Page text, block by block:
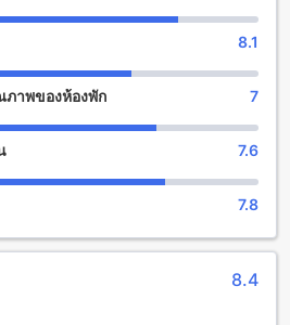
งแรมมรกตให้สำหรับกีฬาและกิจกรรม
จสำหรับการออกกำลังกายและ
ยที่คุณสามารถเลือกใช้ได้ โรงแรม
ะสระว่ายน้ำกลางแจ้งที่สะดวกสบาย
น้ำในระหว่างการเล่นกีฬา นอกจากนี้
แรมมรกต
8.1
าพของห้องพัก 7
7.6
7.8
8.4